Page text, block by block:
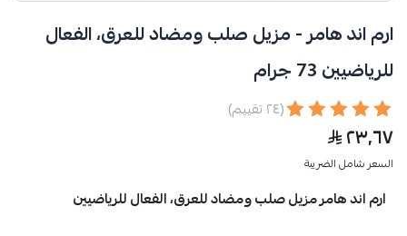
ارم اند هامر - مزيل صلب ومضاد للعرق، الفعال
للرياضيين 73 جرام
(٢٤ تقييم)
٢٣٫٦٧
السعر شامل الضريبة
ارم اند هامر مزيل صلب ومضاد للعرق، الفعال للرياضيين